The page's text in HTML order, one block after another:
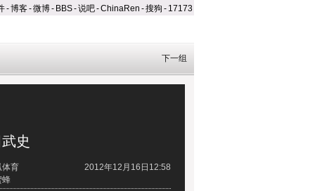
-博客-微博- BBS-说吧-ChinaRen -搜狗 - 17173
下一组
史
2012年12月16日12:58
体育
蜂